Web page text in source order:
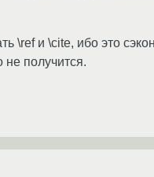
\ref и \cite, ибо это
не получится.